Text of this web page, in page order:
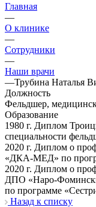
Главная
—
О клинике
—
Сотрудники
—
Наши врачи
—Трубина Наталья
Должность
Фельдшер,
Образование
1980 г. Диплом
специальности
2020 г. Диплом о
«ДКА-МЕД» по
2020 г. Диплом о
ДПО «Наро-
по программе
Назад к списку